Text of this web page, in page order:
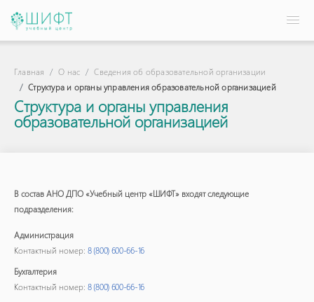
Главная О нас
Сведения об образовательной организации
Структура и органы управления образовательной организацией
Структура и органы управления
образовательной организацией
В состав АНО ДПО «Учебный центр «ШИФТ» входят следующие
подразделения:
Администрация
Контактный номер: 8 (800) 600-66-16
Бухгалтерия
Контактный номер: 8 (800) 600-66-16